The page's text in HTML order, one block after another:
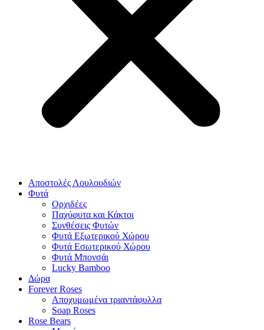
Αποστολές Λουλουδιών
Φυτά
Ορχιδέες
Παχύφυτα και Κάκτοι
Συνθέσεις Φυτών
Φυτά Εξωτερικού Χώρου
Φυτά Εσωτερικού Χώρου
Φυτά Μπονσάι
Lucky Bamboo
Δώρα
Forever Roses
Αποχυμωμένα τριαντάφυλλα
Soap Roses
Rose Βears